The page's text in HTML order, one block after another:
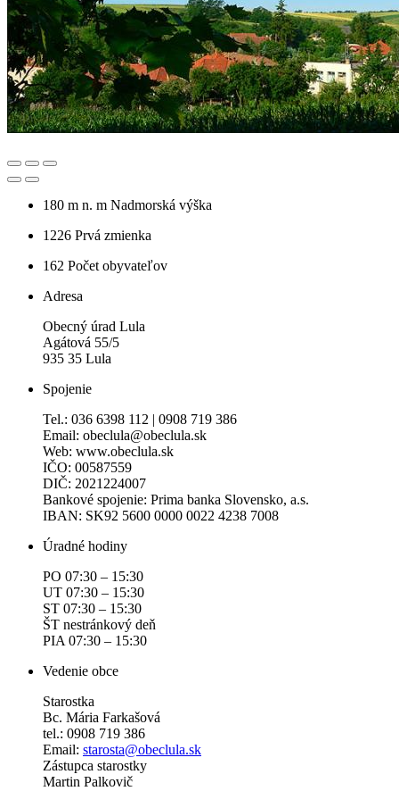
180 m n. m Nadmorská výška
1226 Prvá zmienka
162 Počet obyvateľov
Adresa
Obecný úrad Lula
Agátová 55/5
935 35 Lula
Spojenie
Tel.: 036 6398 112 | 0908 719 386
Email: obeclula@obeclula.sk
Web: www.obeclula.sk
IČO: 00587559
DIČ: 2021224007
Bankové spojenie: Prima banka Slovensko, a.s.
IBAN: SK92 5600 0000 0022 4238 7008
Úradné hodiny
PO 07:30 – 15:30
UT 07:30 – 15:30
ST 07:30 – 15:30
ŠT nestránkový deň
PIA 07:30 – 15:30
Vedenie obce
Starostka
Bc. Mária Farkašová
tel.: 0908 719 386
Email: starosta@obeclula.sk
Zástupca starostky
Martin Palkovič